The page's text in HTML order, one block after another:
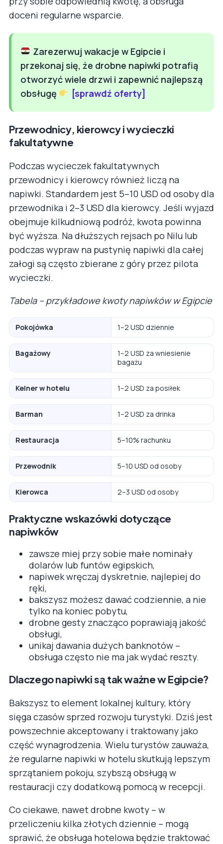
doceni regularne wsparcie.
Zarezerwuj wakacje w Egipcie i
przekonaj się, że drobne napiwki potrafią
otworzyć wiele drzwi i zapewnić najlepszą
obsługę
[sprawdź oferty]
Przewodnicy, kierowcy i wycieczki
fakultatywne
Podczas wycieczek fakultatywnych
przewodnicy i kierowcy również liczą na
napiwki. Standardem jest 5–10 USD od osoby dla
przewodnika i 2–3 USD dla kierowcy. Jeśli wyjazd
obejmuje kilkudniową podróż, kwota powinna
być wyższa. Na dłuższych rejsach po Nilu lub
podczas wypraw na pustynię napiwki dla całej
załogi są często zbierane z góry przez pilota
wycieczki.
Tabela – przykładowe kwoty napiwków w Egipcie
Pokojówka 1–2 USD dziennie
Bagażowy
1–2 USD za wniesienie
bagażu
Kelner w hotelu 1–2 USD za posiłek
Barman 1–2 USD za drinka
Restauracja 5–10% rachunku
Przewodnik 5–10 USD od osoby
Kierowca 2–3 USD od osoby
Praktyczne wskazówki dotyczące
napiwków
zawsze miej przy sobie małe nominały
dolarów lub funtów egipskich,
napiwek wręczaj dyskretnie, najlepiej do
ręki,
bakszysz możesz dawać codziennie, a nie
tylko na koniec pobytu,
drobne gesty znacząco poprawiają jakość
obsługi,
unikaj dawania dużych banknotów –
obsługa często nie ma jak wydać reszty.
Dlaczego napiwki są tak ważne w Egipcie?
Bakszysz to element lokalnej kultury, który
sięga czasów sprzed rozwoju turystyki. Dziś jest
powszechnie akceptowany i traktowany jako
część wynagrodzenia. Wielu turystów zauważa,
że regularne napiwki w hotelu skutkują lepszym
sprzątaniem pokoju, szybszą obsługą w
restauracji czy dodatkową pomocą w recepcji.
Co ciekawe, nawet drobne kwoty – w
przeliczeniu kilka złotych dziennie – mogą
sprawić, że obsługa hotelowa będzie traktować